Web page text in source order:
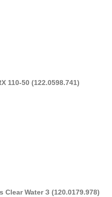
110-50 (122.0598.741)
Water З (120.0179.978)